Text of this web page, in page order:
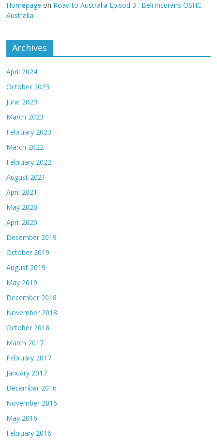
Homepage on Road to Australia Episod 3 : Beli insurans OSHC
Australia
Archives
April 2024
October 2023
June 2023
March 2023
February 2023
March 2022
February 2022
August 2021
April 2021
May 2020
April 2020
December 2019
October 2019
August 2019
May 2019
December 2018
November 2018
October 2018
March 2017
February 2017
January 2017
December 2016
November 2016
May 2016
February 2016